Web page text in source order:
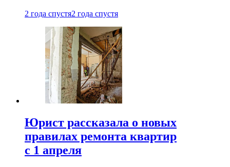
2 года спустя2 года спустя
Юрист рассказала о новых
правилах ремонта квартир
с 1 апреля